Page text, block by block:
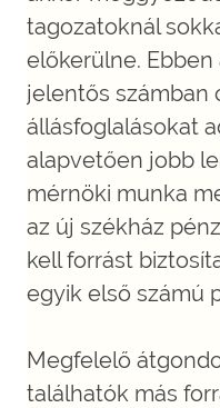
tagozatoknál
előkerülne.
jelentős számban
állásfoglalásokat
alapvetően jobb
mérnöki munka
az új székház
kell forrást
egyik első számú
Megfelelő
találhatók más